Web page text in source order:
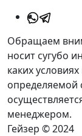
Обращаем
носит сугубо
каких
определяемой
менеджером.
Гейзер © 2024